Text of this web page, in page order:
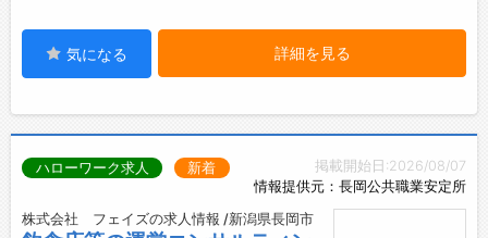
気になる 詳細を見る
掲載開始日:2026/08/07
情報提供元：長岡公共職業安定所
ハローワーク求人 新着
株式会社 フェイズの求人情報 /新潟県長岡市